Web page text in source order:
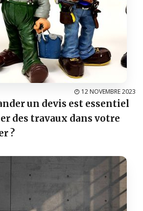
12 NOVEMBRE 2023
un devis est essentiel
des travaux dans votre
?